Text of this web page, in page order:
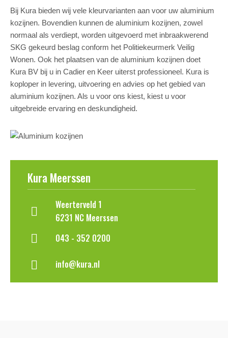
Bij Kura bieden wij vele kleurvarianten aan voor uw aluminium
kozijnen. Bovendien kunnen de aluminium kozijnen, zowel
normaal als verdiept, worden uitgevoerd met inbraakwerend
SKG gekeurd beslag conform het Politiekeurmerk Veilig
Wonen. Ook het plaatsen van de aluminium kozijnen doet
Kura BV bij u in Cadier en Keer uiterst professioneel. Kura is
koploper in levering, uitvoering en advies op het gebied van
aluminium kozijnen. Als u voor ons kiest, kiest u voor
uitgebreide ervaring en deskundigheid.
Kura Meerssen
Weerterveld 1
6231 NC Meerssen
043 - 352 0200
info@kura.nl